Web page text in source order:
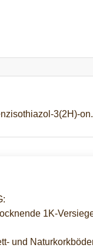
3(2H)-
1K-
und